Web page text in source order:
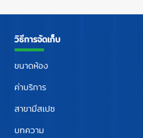
วิธีการจัดเก็บ
ขนาดห้อง
ค่าบริการ
สาขามีสเปซ
บทความ